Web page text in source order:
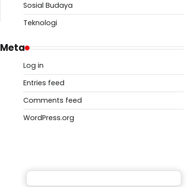
Sosial Budaya
Teknologi
Meta
Log in
Entries feed
Comments feed
WordPress.org